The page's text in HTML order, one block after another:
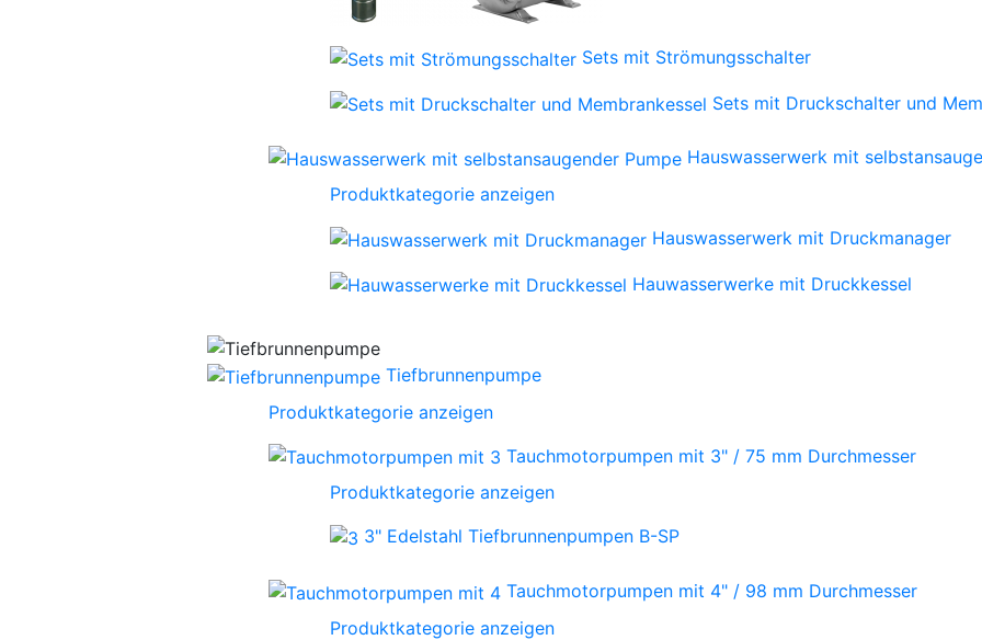
Sets mit Strömungsschalter
Sets mit Druckschalter und
Hauswasserwerk mit
Produktkategorie anzeigen
Hauswasserwerk mit Druckmanager
Hauwasserwerke mit Druckkessel
Tiefbrunnenpumpe
Produktkategorie anzeigen
Tauchmotorpumpen mit 3" / 75 mm Durchmesser
Produktkategorie anzeigen
3" Edelstahl Tiefbrunnenpumpen B-SP
Tauchmotorpumpen mit 4" / 98 mm Durchmesser
Produktkategorie anzeigen